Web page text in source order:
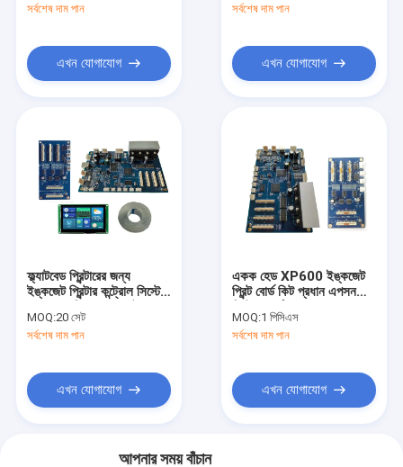
সর্বশেষ দাম পান
এখন যোগাযোগ
সর্বশেষ দাম পান
এখন যোগাযোগ
ফ্ল্যাটবেড প্রিন্টারের জন্য
ইঙ্কজেট প্রিন্টার কন্ট্রোল সিস্টেম
প্রিন্টার
MOQ:20 সেট
সর্বশেষ দাম পান
এখন যোগাযোগ
একক হেড XP600 ইঙ্কজেট
প্রিন্ট বোর্ড কিট প্রধান এপসন
MOQ:1 পিসিএস
সর্বশেষ দাম পান
এখন যোগাযোগ
আপনার সময় বাঁচান